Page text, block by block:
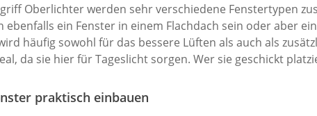
Oberlichter werden sehr verschiedene Fenstertypen
ebenfalls ein Fenster in einem Flachdach sein oder aber
häufig sowohl für das bessere Lüften als auch als
da sie hier für Tageslicht sorgen. Wer sie geschickt
praktisch einbauen